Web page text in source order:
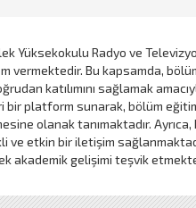
Yüksekokulu Radyo ve
vermektedir. Bu kapsamda,
katılımını sağlamak
platform sunarak, bölüm
olanak tanımaktadır.
ve etkin bir iletişim
akademik gelişimi teşvik